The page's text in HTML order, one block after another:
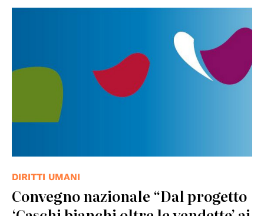
DIRITTI UMANI
Convegno nazionale “Dal progetto